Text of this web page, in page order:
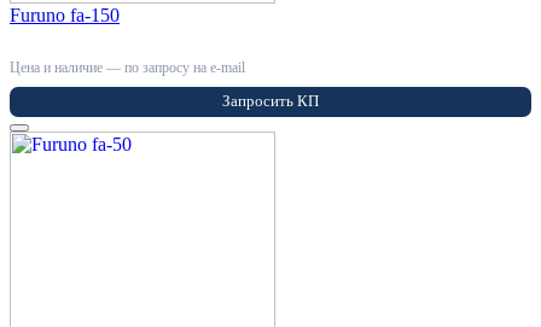
Furuno fa-150
Цена и наличие — по запросу на e-mail
Запросить КП